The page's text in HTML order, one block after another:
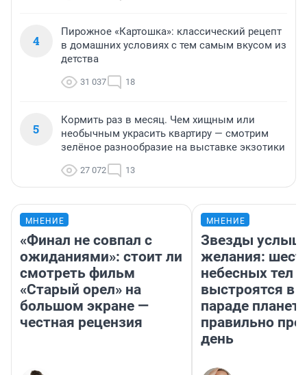
4
Пирожное «Картошка»: классический рецепт
в домашних условиях с тем самым вкусом из
детства
31 037 18
5
Кормить раз в месяц. Чем хищным или
необычным украсить квартиру — смотрим
зелёное разнообразие на выставке экзотики
27 072 13
МНЕНИЕ
«Финал не совпал с
ожиданиями»: стоит ли
смотреть фильм
«Старый орел» на
большом экране —
честная рецензия
МНЕНИЕ
Звезды
желания:
небесных тел
выстроятся в
параде планет
правильно
день